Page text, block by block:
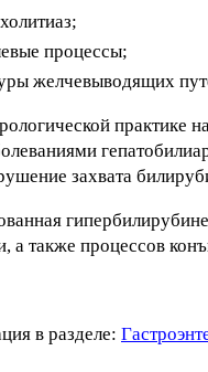
процессы;
желчевыводящих
практике
захвата
а также процессов
в разделе: